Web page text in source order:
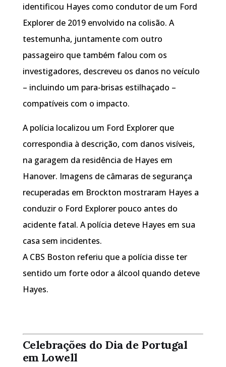
identificou Hayes como condutor de um Ford
Explorer de 2019 envolvido na colisão. A
testemunha, juntamente com outro
passageiro que também falou com os
investigadores, descreveu os danos no veículo
– incluindo um para-brisas estilhaçado –
compatíveis com o impacto.
A polícia localizou um Ford Explorer que
correspondia à descrição, com danos visíveis,
na garagem da residência de Hayes em
Hanover. Imagens de câmaras de segurança
recuperadas em Brockton mostraram Hayes a
conduzir o Ford Explorer pouco antes do
acidente fatal. A polícia deteve Hayes em sua
casa sem incidentes.
A CBS Boston referiu que a polícia disse ter
sentido um forte odor a álcool quando deteve
Hayes.
Celebrações do Dia de Portugal
em Lowell